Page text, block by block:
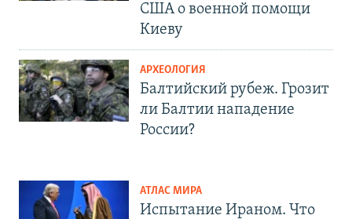
США о военной помощи
Киеву
АРХЕОЛОГИЯ
Балтийский рубеж. Грозит
ли Балтии нападение
России?
АТЛАС МИРА
Испытание Ираном. Что